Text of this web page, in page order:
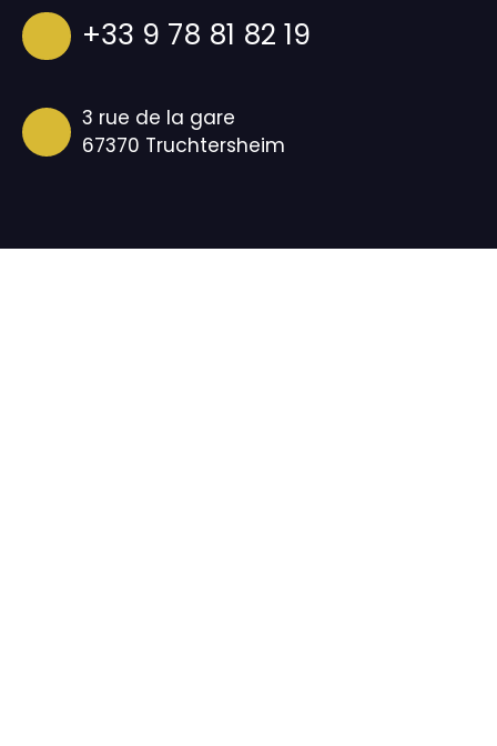
+33 9 78 81 82 19
3 rue de la gare
67370 Truchtersheim